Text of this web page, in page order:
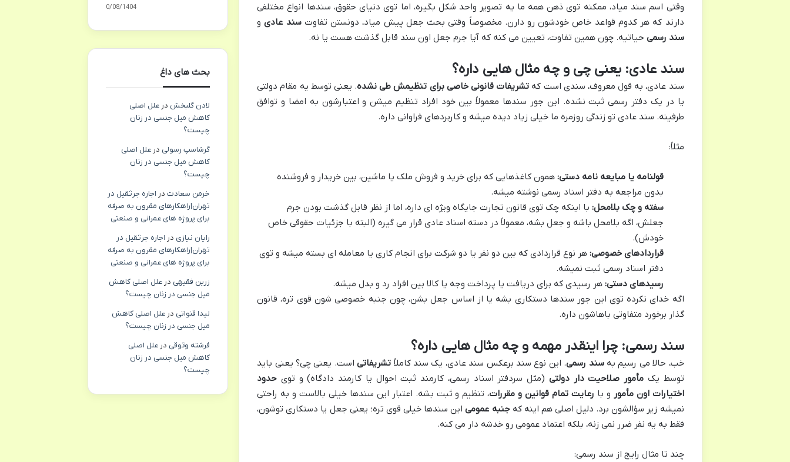
وقتی اسم سند میاد، ممکنه توی ذهن همه ما یه تصویر واحد شکل بگیره، اما توی دنیای حقوق، سندها انواع مختلفی
دارند که هر کدوم قواعد خاص خودشون رو دارن. مخصوصاً وقتی بحث جعل پیش میاد، دونستن تفاوتسند عادیو
سند رسمی حیاتیه. چون همین تفاوت، تعیین می کنه که آیا جرم جعل اون سند قابل گذشت هست یا نه.
سند عادی: یعنی چی و چه مثال هایی داره؟
سند عادی، به قول معروف، سندی است که تشریفات قانونی خاصی برای تنظیمش طی نشده. یعنی توسط یه مقام دولتی
یا در یک دفتر رسمی ثبت نشده. این جور سندها معمولاً بین خود افراد تنظیم میشن و اعتبارشون به امضا و توافق
طرفینه. سند عادی تو زندگی روزمره ما خیلی زیاد دیده میشه و کاربردهای فراوانی داره.
مثلاً:
قولنامه یا مبایعه نامه دستی: همون کاغذهایی که برای خرید و فروش ملک یا ماشین، بین خریدار و فروشنده
بدون مراجعه به دفتر اسناد رسمی نوشته میشه.
سفته و چک بلامحل: با اینکه چک توی قانون تجارت جایگاه ویژه ای داره، اما از نظر قابل گذشت بودن جرم
جعلش، اگه بلامحل باشه و جعل بشه، معمولاً در دسته اسناد عادی قرار می گیره (البته با جزئیات حقوقی خاص
خودش).
قراردادهای خصوصی: هر نوع قراردادی که بین دو نفر یا دو شرکت برای انجام کاری یا معامله ای بسته میشه و توی
دفتر اسناد رسمی ثبت نمیشه.
رسیدهای دستی: هر رسیدی که برای دریافت یا پرداخت وجه یا کالا بین افراد رد و بدل میشه.
اگه خدای نکرده توی این جور سندها دستکاری بشه یا از اساس جعل بشن، چون جنبه خصوصی شون قوی تره، قانون
گذار برخورد متفاوتی باهاشون داره.
سند رسمی: چرا اینقدر مهمه و چه مثال هایی داره؟
خب، حالا می رسیم بهسند رسمی. این نوع سند برعکس سند عادی، یک سند کاملاً تشریفاتیاست. یعنی چی؟ یعنی باید
توسط یک مأمور صلاحیت دار دولتی (مثل سردفتر اسناد رسمی، کارمند ثبت احوال یا کارمند دادگاه) و توی حدود
اختیارات اون مأمور و با رعایت تمام قوانین و مقررات، تنظیم و ثبت بشه. اعتبار این سندها خیلی بالاست و به راحتی
نمیشه زیر سؤالشون برد. دلیل اصلی هم اینه کهجنبه عمومیاین سندها خیلی قوی تره؛ یعنی جعل یا دستکاری توشون،
فقط به یه نفر ضرر نمی زنه، بلکه اعتماد عمومی رو خدشه دار می کنه.
چند تا مثال رایج از سند رسمی:
10/08/1404
بحث های داغ
لادن گلبخش در علل اصلی
کاهش میل جنسی در زنان
چیست؟
گرشاسپ رسولی در علل اصلی
کاهش میل جنسی در زنان
چیست؟
خرمن سعادتدر اجاره جرثقیل در
تهران|راهکارهای مقرون به صرفه
برای پروژه های عمرانی و صنعتی
رایان نیازی در اجاره جرثقیل در
تهران|راهکارهای مقرون به صرفه
برای پروژه های عمرانی و صنعتی
زرین فقیهی در علل اصلی کاهش
میل جنسی در زنان چیست؟
لیدا قنواتی در علل اصلی کاهش
میل جنسی در زنان چیست؟
فرشته وثوقی در علل اصلی
کاهش میل جنسی در زنان
چیست؟